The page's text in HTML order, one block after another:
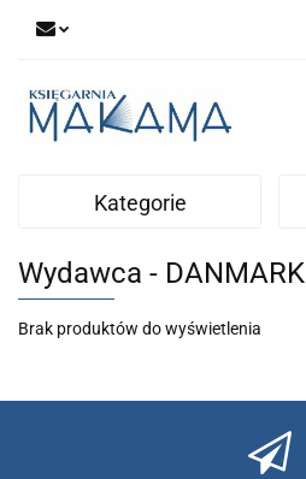
Kategorie
Wydawca - DANMARK
Brak produktów do wyświetlenia